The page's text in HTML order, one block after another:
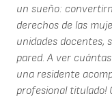
un sueño:
derechos de las
unidades docentes,
pared. A ver
una residente
profesional titulado!